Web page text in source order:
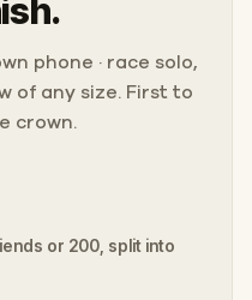
phone · race solo,
of any size. First to
crown.
or 200, split into